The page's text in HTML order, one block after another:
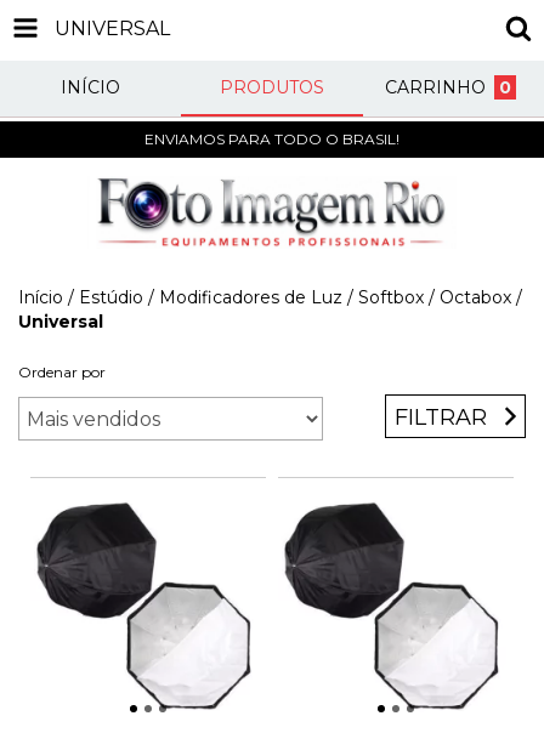
UNIVERSAL
INÍCIO PRODUTOS CARRINHO 0
ENVIAMOS PARA TODO O BRASIL!
Início / Estúdio / Modificadores de Luz / Softbox / Octabox /
Universal
Ordenar por
FILTRAR